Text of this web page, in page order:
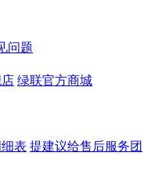
问题
绿联官方商城
表 提建议给售后服务团